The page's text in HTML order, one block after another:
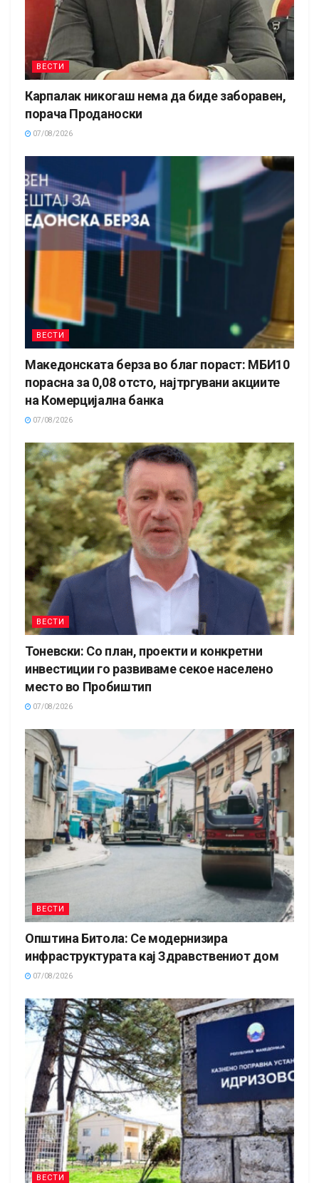
ВЕСТИ
Карпалак никогаш нема да биде заборавен,
порача Проданоски
07/08/2026
ВЕСТИ
Македонската берза во благ пораст: МБИ10
порасна за 0,08 отсто, најтргувани акциите
на Комерцијална банка
07/08/2026
ВЕСТИ
Тоневски: Со план, проекти и конкретни
инвестиции го развиваме секое населено
место во Пробиштип
07/08/2026
ВЕСТИ
Општина Битола: Се модернизира
инфраструктурата кај Здравствениот дом
07/08/2026
ВЕСТИ